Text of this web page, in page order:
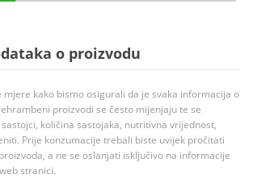
o proizvodu
mjere kako bismo osigurali da je svaka informacija o
proizvodi se često mijenjaju te se
količina sastojaka, nutritivna vrijednost,
Prije konzumacije trebali biste uvijek pročitati
a ne se oslanjati isključivo na informacije
stranici.